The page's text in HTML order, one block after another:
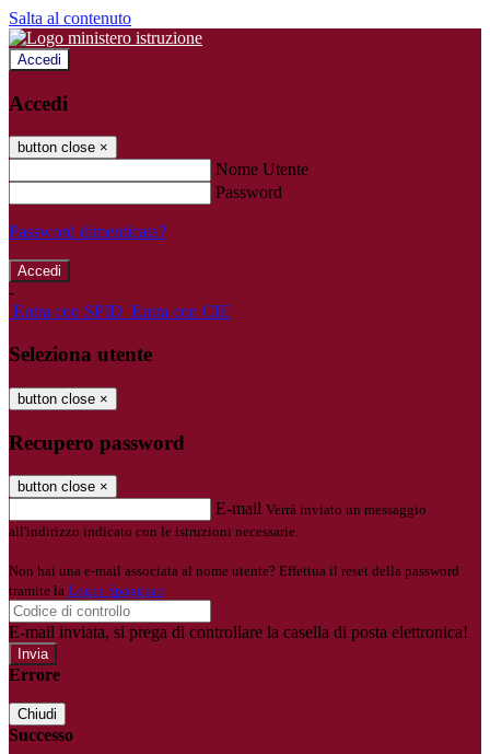
Salta al contenuto
Accedi
Accedi
button close ×
Nome Utente
Password
Password dimenticata?
-
Entra con SPID Entra con CIE
Seleziona utente
button close ×
Recupero password
button close ×
E-mail Verrà inviato un messaggio
all'indirizzo indicato con le istruzioni necessarie.
Non hai una e-mail associata al nome utente? Effettua il reset della password
tramite la Login Spaggiari
E-mail inviata, si prega di controllare la casella di posta elettronica!
Errore
Chiudi
Successo